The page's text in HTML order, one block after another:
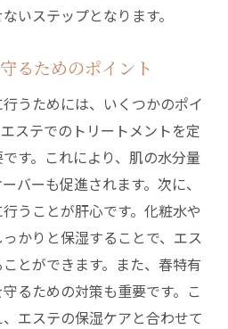
いステップとなります。
るためのポイント
うためには、いくつかのポイ
ステでのトリートメントを定
す。これにより、肌の水分量
バーも促進されます。次に、
うことが肝心です。化粧水や
かりと保湿することで、エス
とができます。また、春特有
るための対策も重要です。こ
エステの保湿ケアと合わせて